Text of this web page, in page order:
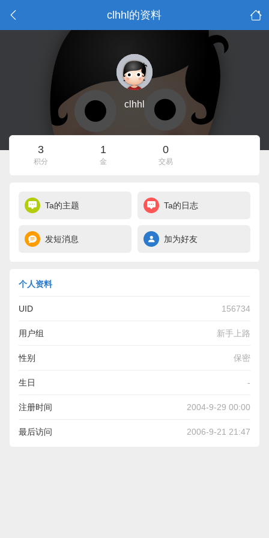
clhhl的资料
clhhl
3
积分
1
金
0
交易
Ta的主题 Ta的日志
发短消息 加为好友
个人资料
UID 156734
用户组 新手上路
性别 保密
生日 -
注册时间 2004-9-29 00:00
最后访问 2006-9-21 21:47